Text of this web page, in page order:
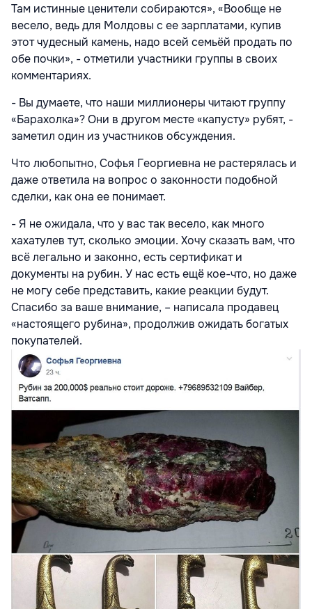
Там истинные ценители собираются», «Вообще не
весело, ведь для Молдовы с ее зарплатами, купив
этот чудесный камень, надо всей семьёй продать по
обе почки», - отметили участники группы в своих
комментариях.
- Вы думаете, что наши миллионеры читают группу
«Барахолка»? Они в другом месте «капусту» рубят, -
заметил один из участников обсуждения.
Что любопытно, Софья Георгиевна не растерялась и
даже ответила на вопрос о законности подобной
сделки, как она ее понимает.
- Я не ожидала, что у вас так весело, как много
хахатулев тут, сколько эмоции. Хочу сказать вам, что
всё легально и законно, есть сертификат и
документы на рубин. У нас есть ещё кое-что, но даже
не могу себе представить, какие реакции будут.
Спасибо за ваше внимание, – написала продавец
«настоящего рубина», продолжив ожидать богатых
покупателей.